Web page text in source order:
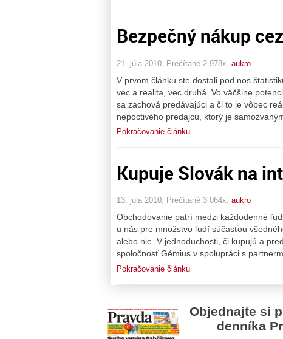
Bezpečný nákup
21. júla 2010, Prečítané 2 978x, aukro
V prvom článku ste dostali pod nos
vec a realita, vec druhá. Vo väčšine
sa zachová predávajúci a či to je vôbec
nepoctivého predajcu, ktorý je
Pokračovanie článku
Kupuje Slovák na
13. júla 2010, Prečítané 3 064x, aukro
Obchodovanie patrí medzi každodenné
u nás pre množstvo ľudí súčasťou
alebo nie. V jednoduchosti, či kupujú a
spoločnosť Gémius v spolupráci s
Pokračovanie článku
Objednajte si
denníka